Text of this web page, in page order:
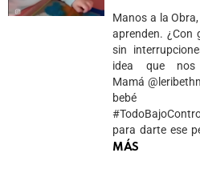
Manos a la
aprenden. ¿Con
sin
idea que nos
Mamá
bebé en
para darte ese
MÁS